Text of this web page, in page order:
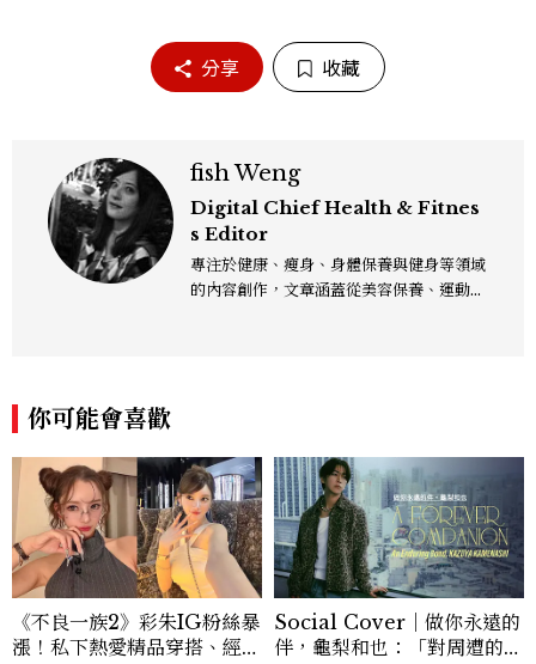
分享 收藏
fish Weng
Digital Chief Health & Fitnes
s Editor
專注於健康、瘦身、身體保養與健身等領域
的內容創作，文章涵蓋從美容保養、運動健
你可能會喜歡
《不良一族2》彩朱IG粉絲暴
漲！私下熱愛精品穿搭、經營
Social Cover｜做你永遠的
伴，龜梨和也：「對周遭的人